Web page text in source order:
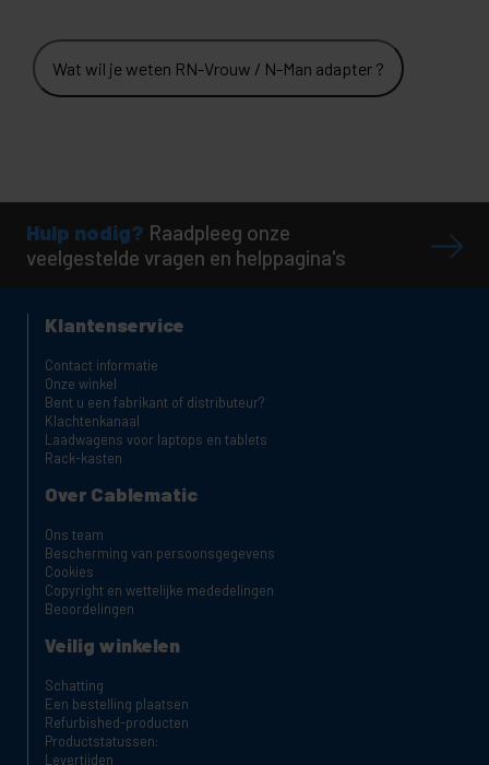
Wat wil je weten RN-Vrouw / N-Man adapter ?
Hulp nodig? Raadpleeg onze
veelgestelde vragen en helppagina's
Klantenservice
Contact informatie
Onze winkel
Bent u een fabrikant of distributeur?
Klachtenkanaal
Laadwagens voor laptops en tablets
Rack-kasten
Over Cablematic
Ons team
Bescherming van persoonsgegevens
Cookies
Copyright en wettelijke mededelingen
Beoordelingen
Veilig winkelen
Schatting
Een bestelling plaatsen
Refurbished-producten
Productstatussen:
Levertijden